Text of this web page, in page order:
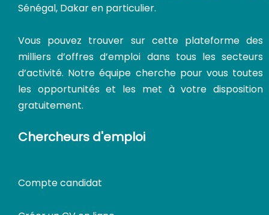
Sénégal, Dakar en particulier.
Vous pouvez trouver sur cette plateforme des
milliers d’offres d’emploi dans tous les secteurs
d’activité. Notre équipe cherche pour vous toutes
les opportunités et les met à votre disposition
gratuitement.
Chercheurs d'emploi
Compte candidat